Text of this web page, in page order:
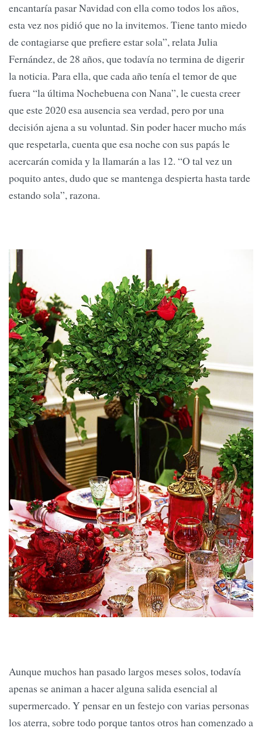
encantaría pasar Navidad con ella como todos los años,
esta vez nos pidió que no la invitemos. Tiene tanto miedo
de contagiarse que prefiere estar sola”, relata Julia
Fernández, de 28 años, que todavía no termina de digerir
la noticia. Para ella, que cada año tenía el temor de que
fuera “la última Nochebuena con Nana”, le cuesta creer
que este 2020 esa ausencia sea verdad, pero por una
decisión ajena a su voluntad. Sin poder hacer mucho más
que respetarla, cuenta que esa noche con sus papás le
acercarán comida y la llamarán a las 12. “O tal vez un
poquito antes, dudo que se mantenga despierta hasta tarde
estando sola”, razona.
Aunque muchos han pasado largos meses solos, todavía
apenas se animan a hacer alguna salida esencial al
supermercado. Y pensar en un festejo con varias personas
los aterra, sobre todo porque tantos otros han comenzado a